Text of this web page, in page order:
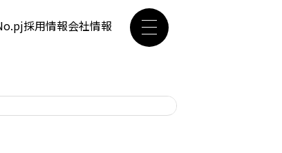
採用情報会社情報